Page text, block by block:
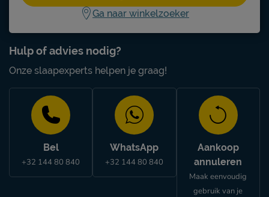
Hulp of advies nodig?
Onze slaapexperts helpen je graag!
Bel
+32 144 80 840
WhatsApp
+32 144 80 840
Aankoop
annuleren
Maak eenvoudig
gebruik van je
Ga naar winkelzoeker